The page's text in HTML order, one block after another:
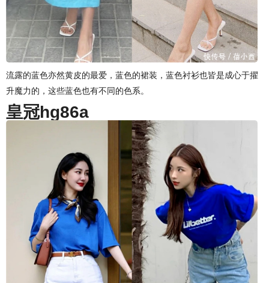
流露的蓝色亦然黄皮的最爱，蓝色的裙装，蓝色衬衫也皆是成心于擢
升魔力的，这些蓝色也有不同的色系。
皇冠hg86a